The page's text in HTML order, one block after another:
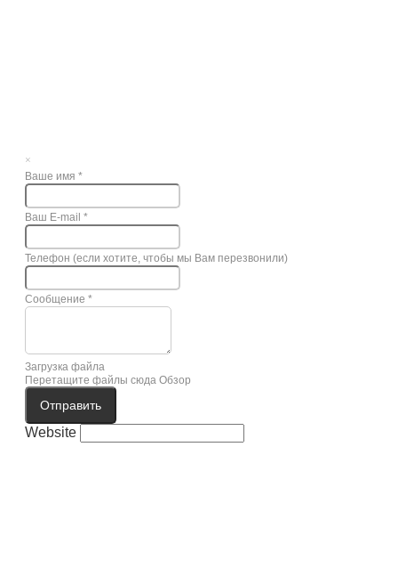
×
Ваше имя *
Ваш E-mail *
Телефон (если хотите, чтобы мы Вам перезвонили)
Сообщение *
Загрузка файла
Перетащите файлы сюда Обзор
Отправить
Website